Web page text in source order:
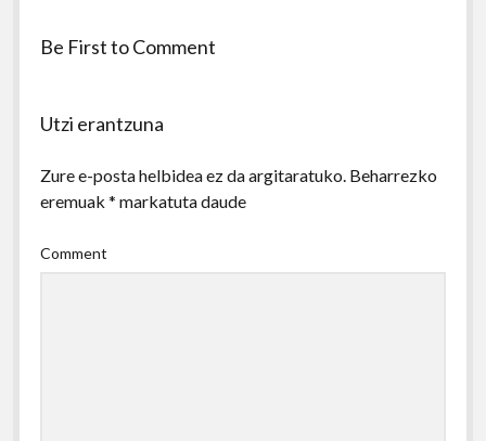
Be First to Comment
Utzi erantzuna
Zure e-posta helbidea ez da argitaratuko. Beharrezko
eremuak * markatuta daude
Comment